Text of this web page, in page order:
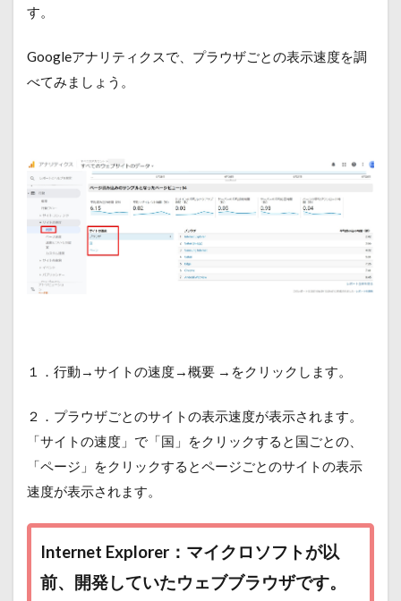
す。
Googleアナリティクスで、プラウザごとの表示速度を調
べてみましょう。
１．行動→サイトの速度→概要 →をクリックします。
２．プラウザごとのサイトの表示速度が表示されます。
「サイトの速度」で「国」をクリックすると国ごとの、
「ページ」をクリックするとページごとのサイトの表示
速度が表示されます。
Internet Explorer：マイクロソフトが以
前、開発していたウェブブラウザです。